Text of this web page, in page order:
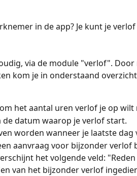
in de app? Je kunt je
via de module "verlof". Door
kom je in onderstaand
het aantal uren verlof je op wilt
datum waarop je verlof start.
worden wanneer je laatste dag
aanvraag voor bijzonder verlof
het volgende veld:
van het bijzonder verlof